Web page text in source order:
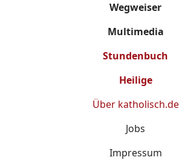
Wegweiser
Multimedia
Stundenbuch
Heilige
Über katholisch.de
Jobs
Impressum